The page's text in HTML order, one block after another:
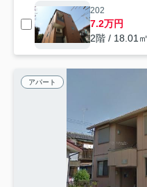
202
7.2万円
2階 / 18.01
アパート